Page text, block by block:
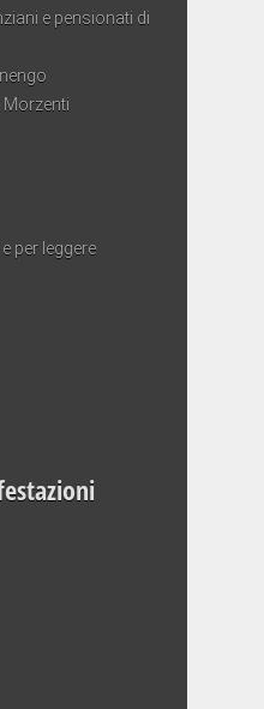
e pensionati di
per leggere